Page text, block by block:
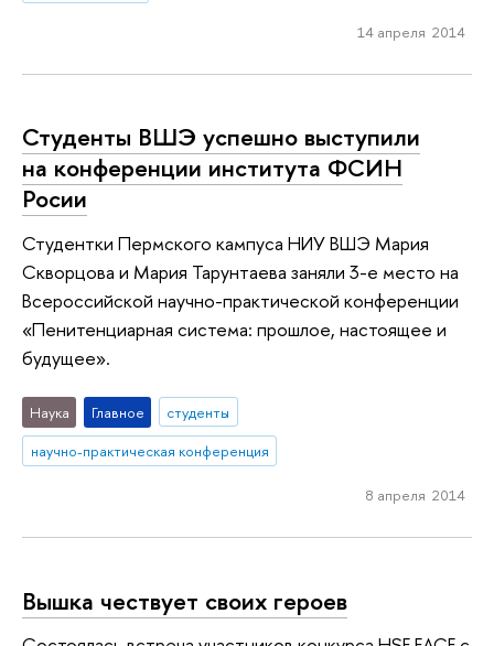
14 апреля 2014
Студенты ВШЭ успешно выступили
на конференции института ФСИН
Росии
Студентки Пермского кампуса НИУ ВШЭ Мария
Скворцова и Мария Тарунтаева заняли 3-е место на
Всероссийской научно-практической конференции
«Пенитенциарная система: прошлое, настоящее и
будущее».
Наука Главное
студенты
научно-практическая конференция
8 апреля 2014
Вышка чествует своих героев